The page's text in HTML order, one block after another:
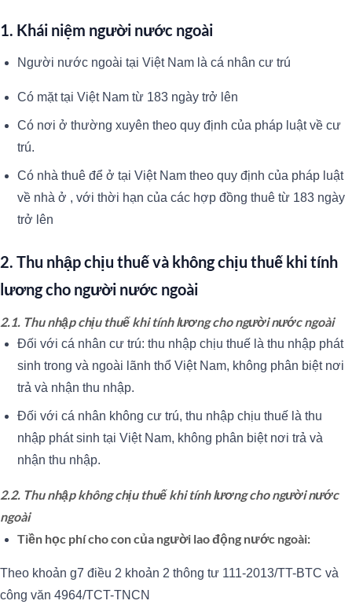
1. Khái niệm người nước ngoài
Người nước ngoài tại Việt Nam là cá nhân cư trú
Có mặt tại Việt Nam từ 183 ngày trở lên
Có nơi ở thường xuyên theo quy định của pháp luật về cư
trú.
Có nhà thuê để ở tại Việt Nam theo quy định của pháp luật
về nhà ở , với thời hạn của các hợp đồng thuê từ 183 ngày
trở lên
2. Thu nhập chịu thuế và không chịu thuế khi tính
lương cho người nước ngoài
2.1. Thu nhập chịu thuế khi tính lương cho người nước ngoài
Đối với cá nhân cư trú: thu nhập chịu thuế là thu nhập phát
sinh trong và ngoài lãnh thổ Việt Nam, không phân biệt nơi
trả và nhận thu nhập.
Đối với cá nhân không cư trú, thu nhập chịu thuế là thu
nhập phát sinh tại Việt Nam, không phân biệt nơi trả và
nhận thu nhập.
2.2. Thu nhập không chịu thuế khi tính lương cho người nước
ngoài
Tiền học phí cho con của người lao động nước ngoài:
Theo khoản g7 điều 2 khoản 2 thông tư 111-2013/TT-BTC và
công văn 4964/TCT-TNCN